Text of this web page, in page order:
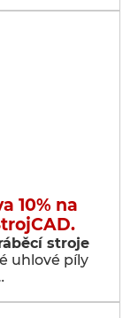
10% na
stroje
uhlové píly